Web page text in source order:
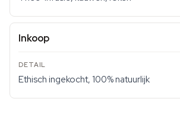
Inkoop
Ethisch ingekocht, 100% natuurlijk